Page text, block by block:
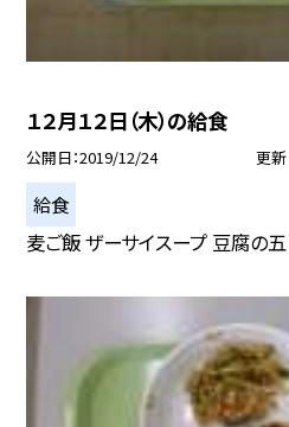
１２月１２日（木）の給食
公開日 2019/12/24 更
給食
麦ご飯 ザーサイスープ 豆腐の